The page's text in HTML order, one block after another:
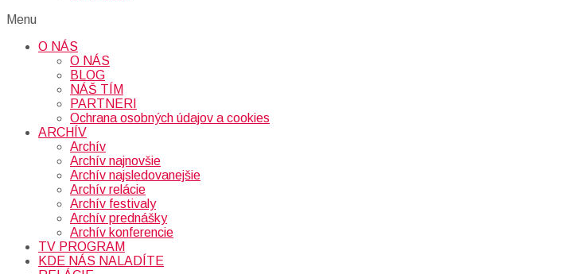
Menu
O NÁS
O NÁS
BLOG
NÁŠ TÍM
PARTNERI
Ochrana osobných údajov a cookies
ARCHÍV
Archív
Archív najnovšie
Archív najsledovanejšie
Archív relácie
Archív festivaly
Archív prednášky
Archív konferencie
TV PROGRAM
KDE NÁS NALADÍTE